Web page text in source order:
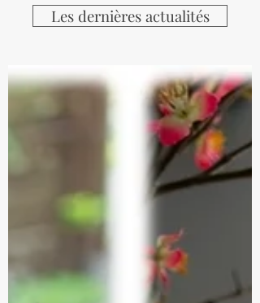
Les dernières actualités